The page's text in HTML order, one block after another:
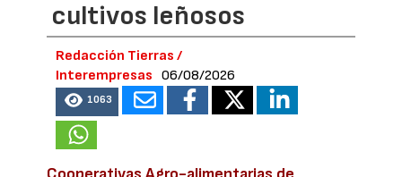
cultivos leñosos
Redacción Tierras /
Interempresas
06/08/2026
1063